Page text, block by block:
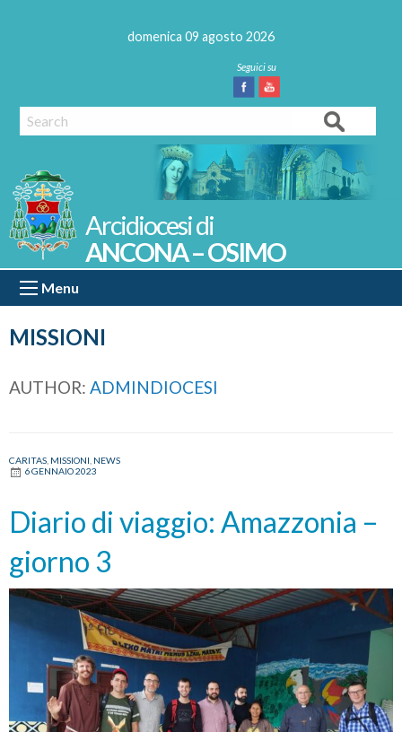
domenica 09 agosto 2026
Facebook
Youtube
Search
MISSIONI
ANCONA – OSIMO
Menu
AUTHOR: ADMINDIOCESI
CARITAS MISSIONI NEWS
6 GENNAIO 2023
Diario di viaggio: Amazzonia –
giorno 3